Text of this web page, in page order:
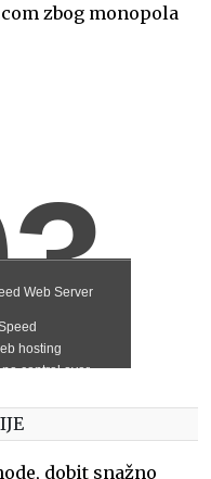
zbog monopola
dobit snažno